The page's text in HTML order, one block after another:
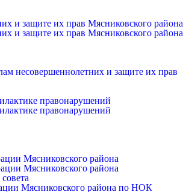
и защите их прав Мясниковского района
и защите их прав Мясниковского района
несовершеннолетних и защите их прав
правонарушений
правонарушений
Мясниковского района
Мясниковского района
Мясниковского района по НОК